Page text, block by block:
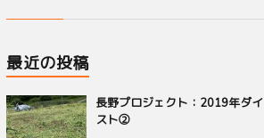
最近の投稿
長野プロジェクト：2019年ダ
スト②